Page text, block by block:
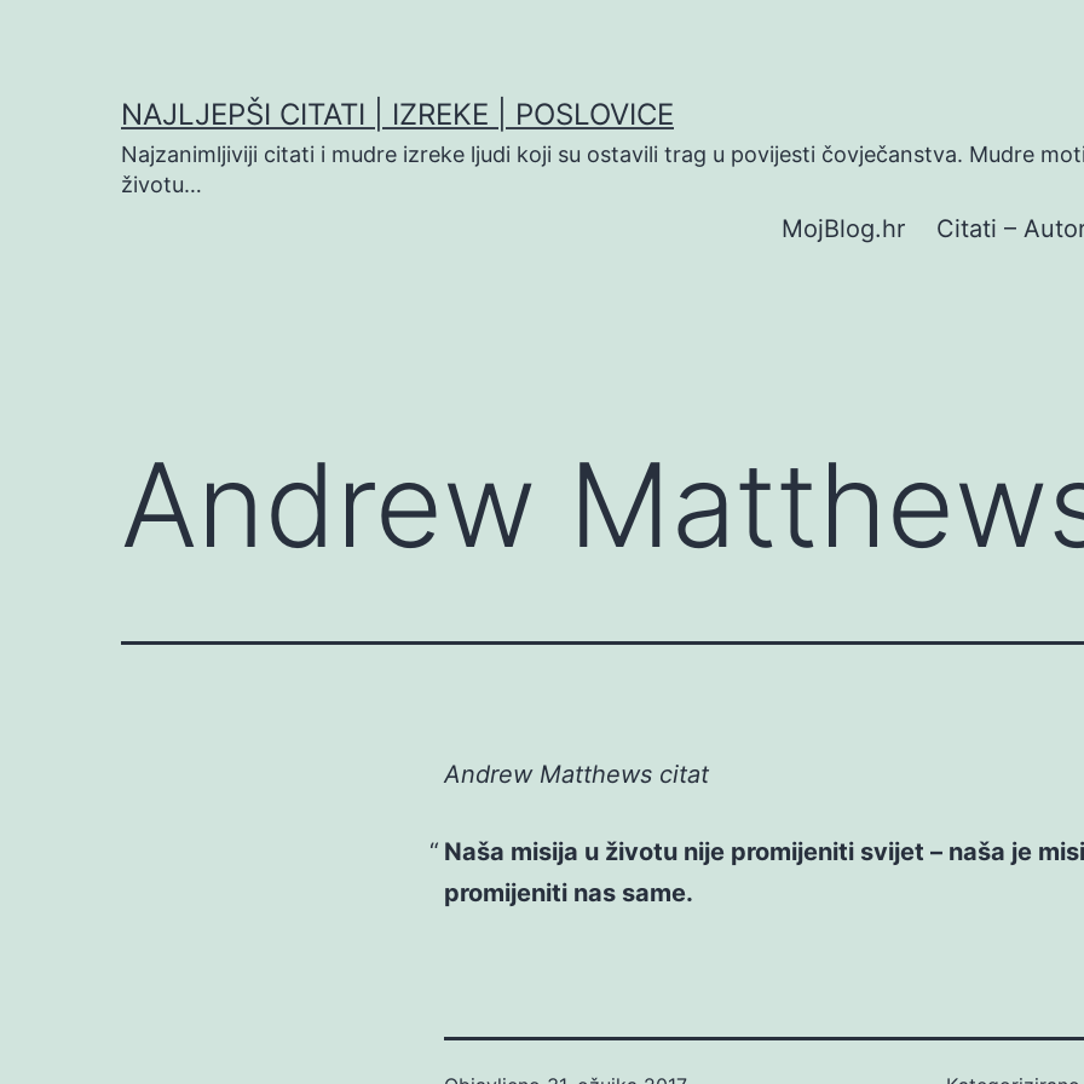
NAJLJEPŠI CITATI | IZREKE | POSLOVICE
Najzanimljiviji citati i mudre izreke ljudi koji su ostavili trag u povijesti čovječanstva. Mudre
životu…
MojBlog.hr Citati –
Andrew
Andrew Matthews citat
Naša misija u životu nije promijeniti svijet – naša je
promijeniti nas same.